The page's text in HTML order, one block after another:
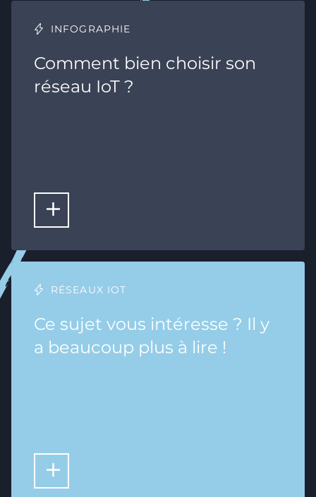
INFOGRAPHIE
Comment bien choisir son
réseau IoT ?
LIRE LA SUITE
RÉSEAUX IOT
Ce sujet vous intéresse ? Il y
a beaucoup plus à lire !
LIRE PLUS D'ARTICLES